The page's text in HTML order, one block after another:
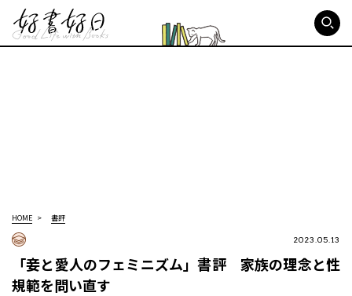
HOME 書評
2023.05.13
「妾と愛人のフェミニズム」書評 家族の理念と性
規範を問い直す